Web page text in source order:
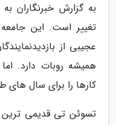
به گزارش خبرنگاران
تغییر است. این
عجیبی از
همیشه روبات دارد.
کارها را برای سال های
تسوئن تی قدیمی ترین